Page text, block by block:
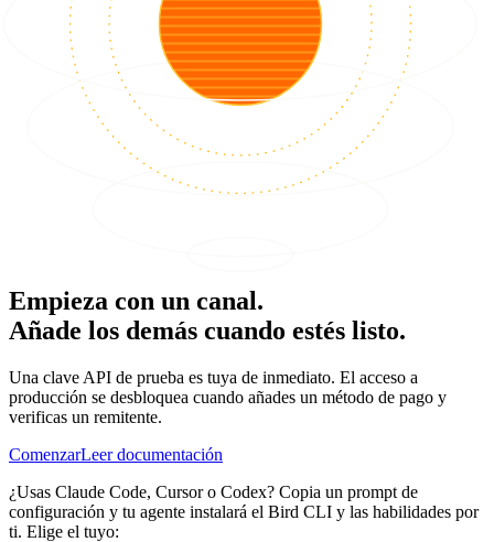
Empieza con un canal.
Añade los demás cuando estés listo.
Una clave API de prueba es tuya de inmediato. El acceso a
producción se desbloquea cuando añades un método de pago y
verificas un remitente.
ComenzarLeer documentación
¿Usas Claude Code, Cursor o Codex? Copia un prompt de
configuración y tu agente instalará el Bird CLI y las habilidades por
ti. Elige el tuyo: